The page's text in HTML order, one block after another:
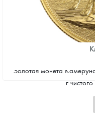
Золотая монета
г